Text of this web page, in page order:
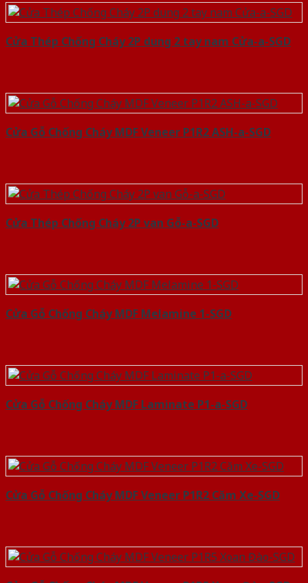
Cửa Thép Chống Cháy 2P dung 2 tay nam Cửa-a-SGD
Cửa Gỗ Chống Cháy MDF Veneer P1R2 ASH-a-SGD
Cửa Thép Chống Cháy 2P van Gỗ-a-SGD
Cửa Gỗ Chống Cháy MDF Melamine 1-SGD
Cửa Gỗ Chống Cháy MDF Laminate P1-a-SGD
Cửa Gỗ Chống Cháy MDF Veneer P1R2 Căm Xe-SGD